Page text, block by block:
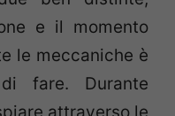
e il momento
le meccaniche è
fare. Durante